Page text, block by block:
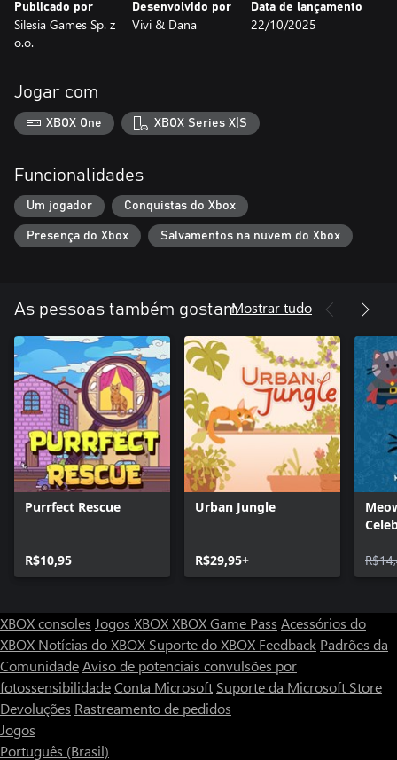
Publicado por
Silesia Games Sp. z
o.o.
Desenvolvido por
Vivi & Dana
Data de lançamento
22/10/2025
Jogar com
XBOX One XBOX Series X|S
Funcionalidades
Um jogador Conquistas do Xbox
Presença do Xbox Salvamentos na nuvem do Xbox
As pessoas também gostamMostrar tudo
Purrfect Rescue
R$10,95
Urban Jungle
R$29,95+
XBOX consoles Jogos XBOXXBOX Game Pass Acessórios do
XBOX Notícias do XBOX Suporte do XBOX Feedback Padrões da
ComunidadeAviso de potenciais convulsões por
fotossensibilidadeConta Microsoft Suporte da Microsoft Store
Devoluções Rastreamento de pedidos
Jogos
Português (Brasil)